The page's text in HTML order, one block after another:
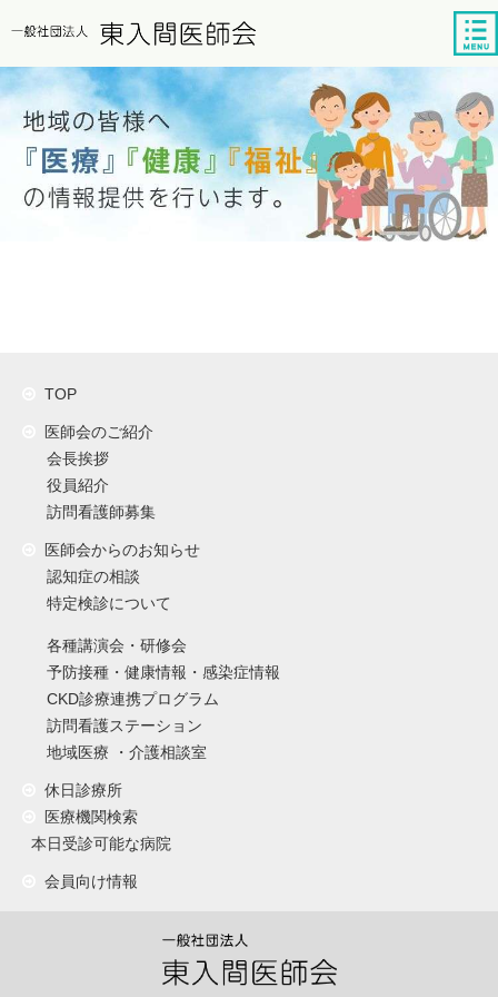
TOP
医師会のご紹介
会長挨拶
役員紹介
訪問看護師募集
医師会からのお知らせ
認知症の相談
特定検診について
各種講演会・研修会
予防接種・健康情報・感染症情報
CKD診療連携プログラム
訪問看護ステーション
地域医療 ・介護相談室
休日診療所
医療機関検索
本日受診可能な病院
会員向け情報